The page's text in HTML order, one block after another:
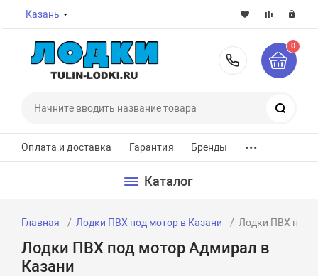
Казань
8-800-
0
Оплата и доставка Гарантия Бренды ...
Каталог
Главная Лодки ПВХ под мотор в Казани Лодки ПВХ под
Лодки ПВХ под мотор Адмирал в
Казани